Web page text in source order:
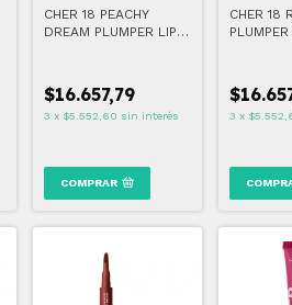
CHER 18 PEACHY
DREAM PLUMPER LIP
$16.657,79
3 x $5.552,60 sin interés
COMPRAR
CHER 18
3 x